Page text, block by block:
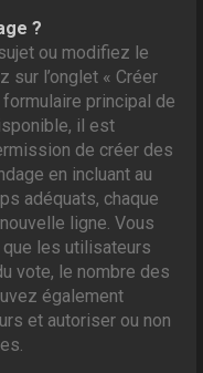
?
ou modifiez le
sur l’onglet « Créer
principal de
il est
de créer des
en incluant au
adéquats, chaque
ligne. Vous
que les utilisateurs
vote, le nombre des
également
et autoriser ou non